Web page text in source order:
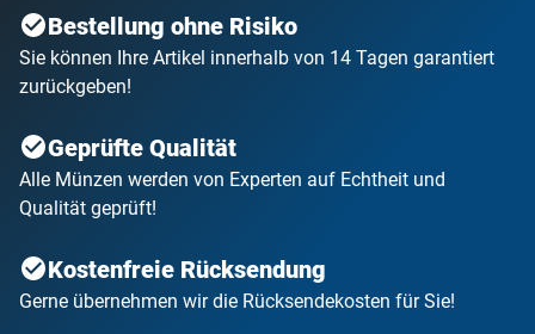
Bestellung ohne Risiko
Sie können Ihre Artikel innerhalb von 14 Tagen garantiert
zurückgeben!
Geprüfte Qualität
Alle Münzen werden von Experten auf Echtheit und
Qualität geprüft!
Kostenfreie Rücksendung
Gerne übernehmen wir die Rücksendekosten für Sie!